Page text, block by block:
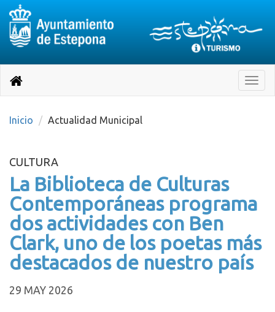
página
Toggle
Destino:
Volver
inicio
Inicio Actualidad Municipal
CULTURA
La Biblioteca de Culturas
Contemporáneas programa
dos actividades con Ben
Clark, uno de los poetas más
destacados de nuestro país
29 MAY 2026